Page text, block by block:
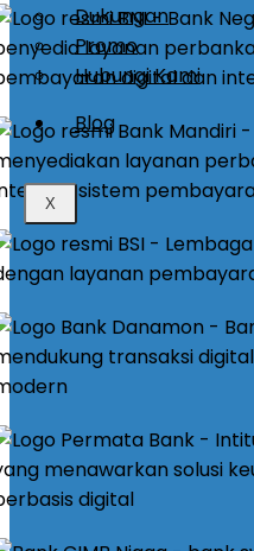
Dukungan
Promo
Hubungi Kami
Blog
X